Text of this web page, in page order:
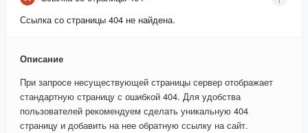
Ссылка со страницы 404 не найдена.
Описание
При запросе несуществующей страницы сервер отображает
стандартную страницу с ошибкой 404. Для удобства
пользователей рекомендуем сделать уникальную 404
страницу и добавить на нее обратную ссылку на сайт.